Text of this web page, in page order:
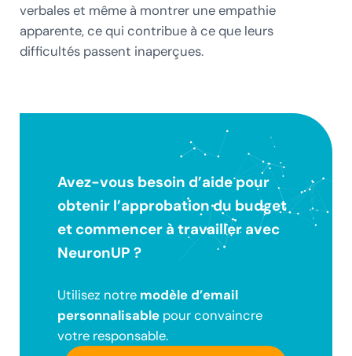
verbales et même à montrer une empathie
apparente, ce qui contribue à ce que leurs
difficultés passent inaperçues.
Avez-vous besoin d’aide pour
obtenir l’approbation du budget
et commencer à travailler avec
NeuronUP ?
Utilisez notre modèle d’email
personnalisable pour convaincre
votre responsable.